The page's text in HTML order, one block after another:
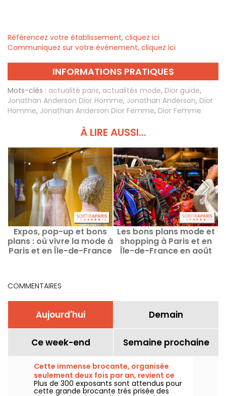
Référencez votre établissement, cliquez ici
Communiquez sur votre évènement, cliquez ici
INFORMATIONS PRATIQUES
Mots-clés : actualité paris, actualités mode, Dior guide,
Jonathan Anderson Dior Homme, Jonathan Anderson, Dior
Homme, Jonathan Anderson Dior Femme, Dior Femme
À LIRE AUSSI...
Expos, pop-up et bons
plans : où vivre la mode à
Paris et en Île-de-France
Les bons plans mode et
shopping à Paris et en
Île-de-France en août
COMMENTAIRES
Aujourd'hui Demain
Ce week-end Semaine prochaine
Cette immense brocante, organisée
seulement deux fois par an, revient ce
week-end dans les Yvelines
Plus de 300 exposants sont attendus pour
cette grande brocante très prisée des